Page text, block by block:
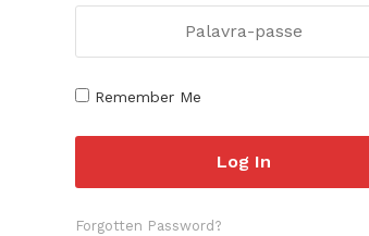
Remember Me
Forgotten Password?